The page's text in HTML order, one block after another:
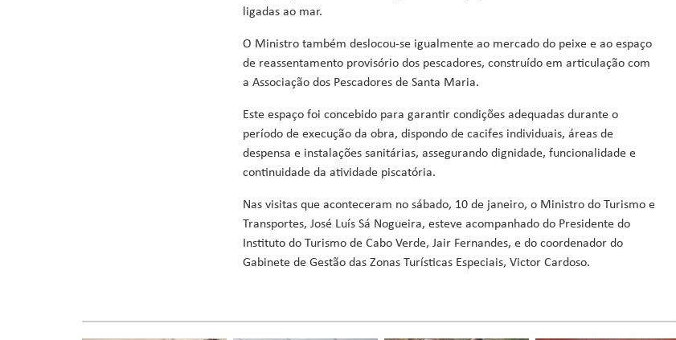
ligadas ao mar.
O Ministro também deslocou-se igualmente ao mercado do peixe e ao espaço
de reassentamento provisório dos pescadores, construído em articulação com
a Associação dos Pescadores de Santa Maria.
Este espaço foi concebido para garantir condições adequadas durante o
período de execução da obra, dispondo de cacifes individuais, áreas de
despensa e instalações sanitárias, assegurando dignidade, funcionalidade e
continuidade da atividade piscatória.
Nas visitas que aconteceram no sábado, 10 de janeiro, o Ministro do Turismo e
Transportes, José Luís Sá Nogueira, esteve acompanhado do Presidente do
Instituto do Turismo de Cabo Verde, Jair Fernandes, e do coordenador do
Gabinete de Gestão das Zonas Turísticas Especiais, Victor Cardoso.